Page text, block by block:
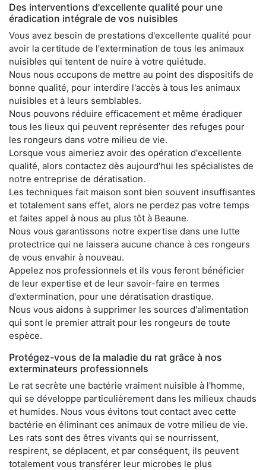
Des interventions d'excellente qualité pour une
éradication intégrale de vos nuisibles
Vous avez besoin de prestations d'excellente qualité pour
avoir la certitude de l'extermination de tous les animaux
nuisibles qui tentent de nuire à votre quiétude.
Nous nous occupons de mettre au point des dispositifs de
bonne qualité, pour interdire l'accès à tous les animaux
nuisibles et à leurs semblables.
Nous pouvons réduire efficacement et même éradiquer
tous les lieux qui peuvent représenter des refuges pour
les rongeurs dans votre milieu de vie.
Lorsque vous aimeriez avoir des opération d'excellente
qualité, alors contactez dès aujourd'hui les spécialistes de
notre entreprise de dératisation.
Les techniques fait maison sont bien souvent insuffisantes
et totalement sans effet, alors ne perdez pas votre temps
et faites appel à nous au plus tôt à Beaune.
Nous vous garantissons notre expertise dans une lutte
protectrice qui ne laissera aucune chance à ces rongeurs
de vous envahir à nouveau.
Appelez nos professionnels et ils vous feront bénéficier
de leur expertise et de leur savoir-faire en termes
d'extermination, pour une dératisation drastique.
Nous vous aidons à supprimer les sources d'alimentation
qui sont le premier attrait pour les rongeurs de toute
espèce.
Protégez-vous de la maladie du rat grâce à nos
exterminateurs professionnels
Le rat secrète une bactérie vraiment nuisible à l'homme,
qui se développe particulièrement dans les milieux chauds
et humides. Nous vous évitons tout contact avec cette
bactérie en éliminant ces animaux de votre milieu de vie.
Les rats sont des êtres vivants qui se nourrissent,
respirent, se déplacent, et par conséquent, ils peuvent
totalement vous transférer leur microbes le plus